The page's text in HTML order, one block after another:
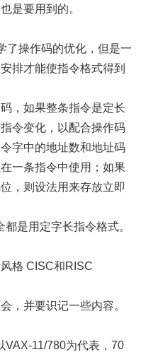
是要用到的。
了操作码的优化，但是一
排才能使指令格式得到
，如果整条指令是定长
令变化，以配合操作码
字中的地址数和地址码
一条指令中使用；如果
，则设法用来存放立即
是用定字长指令格式。
格 CISC和RISC
，并要识记一些内容。
VAX-11/780为代表，70